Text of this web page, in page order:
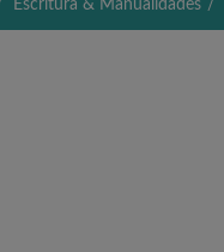
Escritura & Manualidades